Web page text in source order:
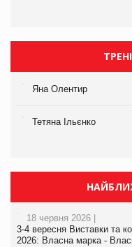
Яна Олентир
Тетяна Ільєнко
18 червня 2026 |
3-4 вересня Виставки та
2026: Власна марка -